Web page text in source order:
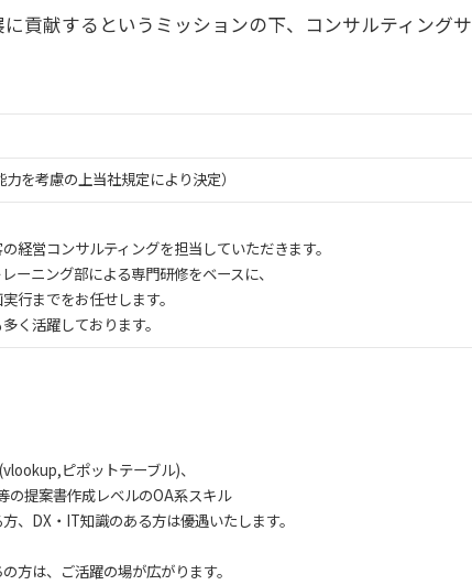
貢献するというミッションの下、コンサルティングサ
を考慮の上当社規定により決定）
経営コンサルティングを担当していただきます。
ーニング部による専門研修をベースに、
行までをお任せします。
く活躍しております。
ピポットテーブル)、
提案書作成レベルのOA系スキル
、DX・IT知識のある方は優遇いたします。
方は、ご活躍の場が広がります。